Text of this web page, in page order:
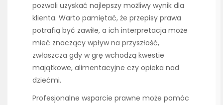
pozwoli uzyskać najlepszy możliwy wynik dla
klienta. Warto pamiętać, że przepisy prawa
potrafią być zawiłe, a ich interpretacja może
mieć znaczący wpływ na przyszłość,
zwłaszcza gdy w grę wchodzą kwestie
majątkowe, alimentacyjne czy opieka nad
dziećmi.
Profesjonalne wsparcie prawne może pomóc